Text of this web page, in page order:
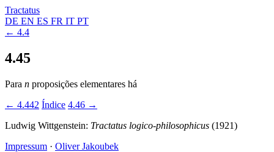
Tractatus
DE EN ES FR IT PT
← 4.4
4.45
Para n proposições elementares há
← 4.442 Índice 4.46 →
Ludwig Wittgenstein: Tractatus logico-philosophicus (1921)
Impressum · Oliver Jakoubek